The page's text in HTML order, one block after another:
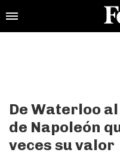
De Waterloo
de Napoleón
veces su valor